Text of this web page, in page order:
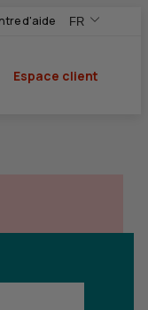
d'aide FR
,Version
,Changer de
Espace client